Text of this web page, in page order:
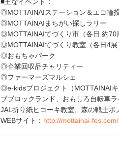
◎MOTTAINAIステーション＆エコ輪
◎MOTTAINAIまちがい探しラリー
◎MOTTAINAIてづくり市（各日 約70
◎MOTTAINAIてづくり教室（各日4展
◎おもちゃパーク
◎企業回収品チャリティー
◎ファーマーズマルシェ
◎e-kidsプロジェクト（MOTTAINAI
ブブロックランド、おもしろ自転車
JAL折り紙ヒコーキ教室、森の戦士ボ
WEBサイト： http://mottainai-fes.com/